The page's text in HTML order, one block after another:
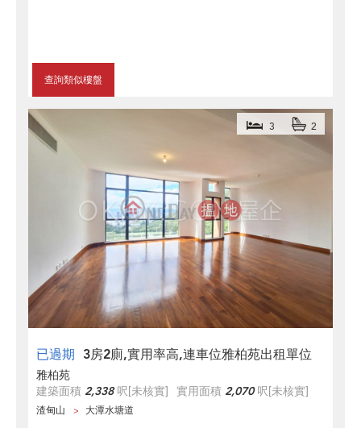
查詢類似樓盤
已過期 3房2廁,實用率高,連車位雅柏苑出租單位
3 2
雅柏苑
建築面積 2,338呎[未核實] 實用面積 2,070呎[未核實]
渣甸山 大潭水塘道